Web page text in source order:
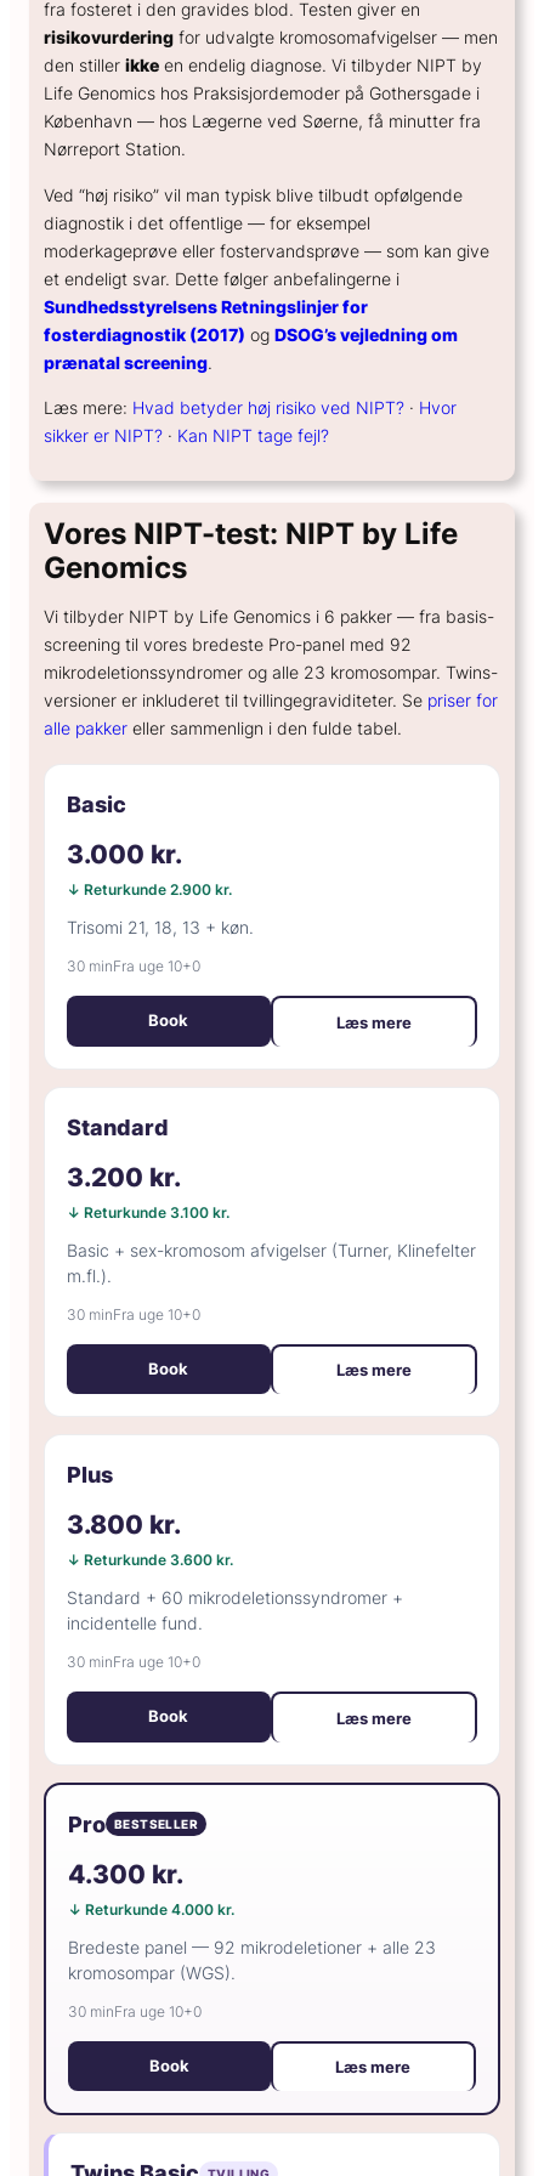
GENERELT
Hvad koster en spiral?
Hvor sikker er prævention?
Hvordan kan hormoner påvirke humøret?
Hvordan skifter jeg prævention?
fra fosteret i den gravides blod. Testen giver en
risikovurdering for udvalgte kromosomafvigelser — men
den stiller ikke en endelig diagnose. Vi tilbyder NIPT by
Life Genomics hos Praksisjordemoder på Gothersgade i
København — hos Lægerne ved Søerne, få minutter fra
Nørreport Station.
Ved “høj risiko” vil man typisk blive tilbudt opfølgende
diagnostik i det offentlige — for eksempel
moderkageprøve eller fostervandsprøve — som kan give
et endeligt svar. Dette følger anbefalingerne i
Sundhedsstyrelsens Retningslinjer for
fosterdiagnostik (2017) og DSOG’s vejledning om
prænatal screening.
Læs mere: Hvad betyder høj risiko ved NIPT? · Hvor
sikker er NIPT? · Kan NIPT tage fejl?
Vores NIPT-test: NIPT by Life
Genomics
Vi tilbyder NIPT by Life Genomics i 6 pakker — fra basis-
screening til vores bredeste Pro-panel med 92
mikrodeletionssyndromer og alle 23 kromosompar. Twins-
versioner er inkluderet til tvillingegraviditeter. Se priser for
alle pakker eller sammenlign i den fulde tabel.
Basic
3.000 kr.
↓ Returkunde 2.900 kr.
Trisomi 21, 18, 13 + køn.
30 minFra uge 10+0
Book Læs mere
Standard
3.200 kr.
↓ Returkunde 3.100 kr.
Basic + sex-kromosom afvigelser (Turner, Klinefelter
m.fl.).
30 minFra uge 10+0
Book Læs mere
Plus
3.800 kr.
↓ Returkunde 3.600 kr.
Standard + 60 mikrodeletionssyndromer +
incidentelle fund.
30 minFra uge 10+0
Book Læs mere
Pro BESTSELLER
4.300 kr.
↓ Returkunde 4.000 kr.
Bredeste panel — 92 mikrodeletioner + alle 23
kromosompar (WGS).
30 minFra uge 10+0
Book Læs mere